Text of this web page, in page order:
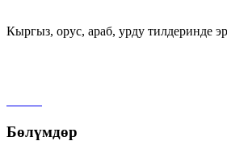
Кыргыз, орус, араб, урду тилдеринде
Бөлүмдөр